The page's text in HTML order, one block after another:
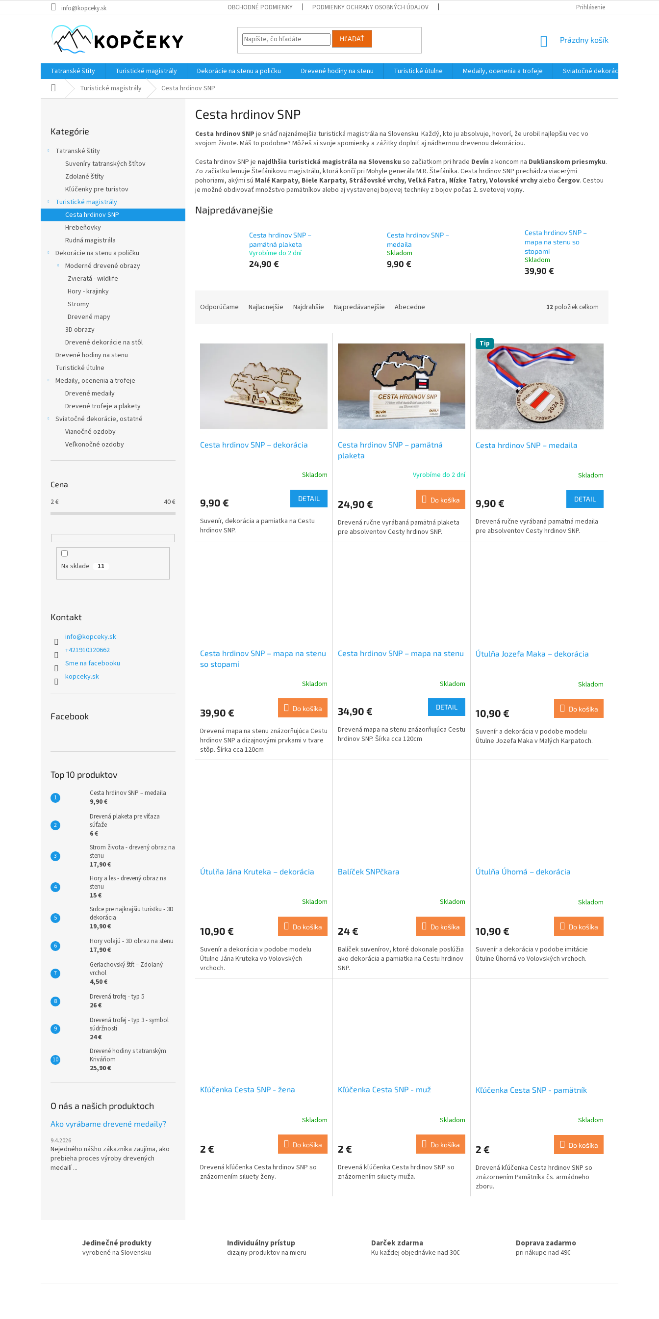
na
info@kopceky.sk OBCHODNÉ PODMIENKY PODMIENKY OCHRANY OSOBNÝCH ÚDAJOV Prihlásenie
HĽADAŤ
NÁKUPNÝ
Prázdny košík
Tatranské štíty Turistické magistrály Dekorácie na stenu a poličku Drevené hodiny na stenu Turistické útulne Medaily, ocenenia a trofeje
Sviatočné dekorácie, ostatné
Domov Turistické magistrály Cesta hrdinov SNP
kategórie
Kategórie
Tatranské štíty
Suveníry tatranských štítov
Zdolané štíty
Kľúčenky pre turistov
Turistické magistrály
Cesta hrdinov SNP
Hrebeňovky
Rudná magistrála
Dekorácie na stenu a poličku
Moderné drevené obrazy
Zvieratá - wildlife
Hory - krajinky
Stromy
Drevené mapy
3D obrazy
Drevené dekorácie na stôl
Drevené hodiny na stenu
Turistické útulne
Medaily, ocenenia a trofeje
Drevené medaily
Drevené trofeje a plakety
Sviatočné dekorácie, ostatné
Vianočné ozdoby
Veľkonočné ozdoby
Cena
2€ 40€
Na sklade 11
Kontakt
info@kopceky.sk
+421910320662
Sme na facebooku
kopceky.sk
Facebook
Top 10 produktov
Cesta hrdinov SNP – medaila
9,90 €
Drevená plaketa pre víťaza
súťaže
6 €
Strom života - drevený obraz na
stenu
17,90 €
Hory a les - drevený obraz na
stenu
15 €
Srdce pre najkrajšiu turistku - 3D
dekorácia
19,90 €
Hory volajú - 3D obraz na stenu
17,90 €
Gerlachovský štít – Zdolaný
vrchol
4,50 €
Drevená trofej - typ 5
26 €
Drevená trofej - typ 3 - symbol
súdržnosti
24 €
Drevené hodiny s tatranským
Kriváňom
25,90 €
O nás a našich produktoch
Ako vyrábame drevené medaily?
9.4.2026
Nejedného nášho zákazníka zaujíma, ako
prebieha proces výroby drevených
medailí ...
Cesta hrdinov SNP
Cesta hrdinov SNP je snáď najznámejšia turistická magistrála na Slovensku. Každý, kto ju absolvuje, hovorí, že urobil najlepšiu vec vo
svojom živote. Máš to podobne? Môžeš si svoje spomienky a zážitky doplniť aj nádhernou drevenou dekoráciou.
Cesta hrdinov SNP je najdlhšia turistická magistrála na Slovensku so začiatkom pri hrade Devín a koncom na Duklianskom priesmyku.
Zo začiatku lemuje Štefánikovu magistrálu, ktorá končí pri Mohyle generála M.R. Štefánika. Cesta hrdinov SNP prechádza viacerými
pohoriami, akými sú Malé Karpaty, Biele Karpaty, Strážovské vrchy, Veľká Fatra, Nízke Tatry, Volovské vrchy alebo Čergov. Cestou
je možné obdivovať množstvo pamätníkov alebo aj vystavenej bojovej techniky z bojov počas 2. svetovej vojny.
Najpredávanejšie
Cesta hrdinov SNP –
pamätná plaketa
Vyrobíme do 2 dní
24,90 €
Cesta hrdinov SNP –
medaila
Skladom
9,90 €
Cesta hrdinov SNP –
mapa na stenu so
stopami
Skladom
39,90 €
Odporúčame Najlacnejšie Najdrahšie Najpredávanejšie Abecedne 12položiek celkom
Cesta hrdinov SNP – dekorácia
je
z
5
hviezdičiek.
Skladom
9,90 € DETAIL
Suvenír, dekorácia a pamiatka na Cestu
hrdinov SNP.
Cesta hrdinov SNP – pamätná
plaketa
je
z
5
hviezdičiek.
Vyrobíme do 2 dní
24,90 € Do košíka
Drevená ručne vyrábaná pamätná plaketa
pre absolventov Cesty hrdinov SNP.
Tip
Cesta hrdinov SNP – medaila
je
z
5
hviezdičiek.
Skladom
9,90 € DETAIL
Drevená ručne vyrábaná pamätná medaila
pre absolventov Cesty hrdinov SNP.
Cesta hrdinov SNP – mapa na stenu
so stopami
Skladom
39,90 € Do košíka
Drevená mapa na stenu znázorňujúca Cestu
hrdinov SNP a dizajnovými prvkami v tvare
stôp. Šírka cca 120cm
Cesta hrdinov SNP – mapa na stenu
je
z
5
Skladom
34,90 € DETAIL
Drevená mapa na stenu znázorňujúca Cestu
hrdinov SNP. Šírka cca 120cm
Útulňa Jozefa Maka – dekorácia
Skladom
10,90 € Do košíka
Suvenír a dekorácia v podobe modelu
Útulne Jozefa Maka v Malých Karpatoch.
Útulňa Jána Kruteka – dekorácia
Skladom
10,90 € Do košíka
Suvenír a dekorácia v podobe modelu
Útulne Jána Kruteka vo Volovských
vrchoch.
Balíček SNPčkara
Skladom
24 € Do košíka
Balíček suvenírov, ktoré dokonale poslúžia
ako dekorácia a pamiatka na Cestu hrdinov
SNP.
Útulňa Úhorná – dekorácia
Skladom
10,90 € Do košíka
Suvenír a dekorácia v podobe imitácie
Útulne Úhorná vo Volovských vrchoch.
Kľúčenka Cesta SNP - žena
Skladom
2 € Do košíka
Drevená kľúčenka Cesta hrdinov SNP so
znázornením siluety ženy.
Kľúčenka Cesta SNP - muž
Skladom
2 € Do košíka
Drevená kľúčenka Cesta hrdinov SNP so
znázornením siluety muža.
Kľúčenka Cesta SNP - pamätník
Skladom
2 € Do košíka
Drevená kľúčenka Cesta hrdinov SNP so
znázornením Pamätníka čs. armádneho
zboru.
á
d
a
e
Jedinečné produkty
vyrobené na Slovensku
Individuálny prístup
dizajny produktov na mieru
Darček zdarma
Ku každej objednávke nad 30€
Doprava zadarmo
pri nákupe nad 49€